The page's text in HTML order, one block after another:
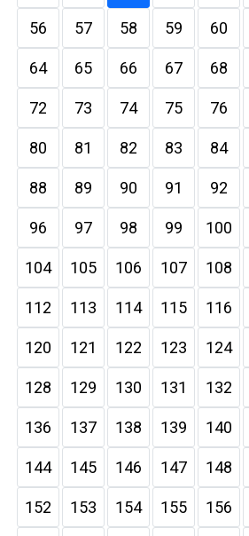
56 57 58 59 60
64 65 66 67 68
72 73 74 75 76
80 81 82 83 84
88 89 90 91 92
96 97 98 99 100
104 105 106 107 108
112 113 114 115 116
120 121 122 123 124
128 129 130 131 132
136 137 138 139 140
144 145 146 147 148
152 153 154 155 156